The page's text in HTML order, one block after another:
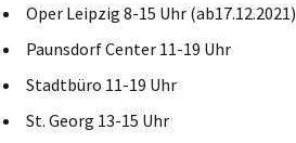
Oper Leipzig 8-15 Uhr (ab17.12.2021)
Paunsdorf Center 11-19 Uhr
Stadtbüro 11-19 Uhr
St. Georg 13-15 Uhr